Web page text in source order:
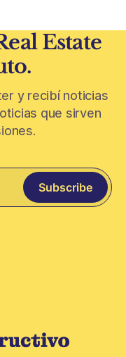
Estate
y recibí noticias
que sirven
Subscribe